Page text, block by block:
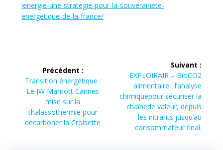
lenergie-une-strategie-pour-la-souverainete-
energetique-de-la-france/
de
l’article
Précédent :
Article
précédent :
Transition énergétique :
Le JW Marriott Cannes
mise sur la
thalassothermie pour
décarboner la Croisette
Suivant :
Article
suivant :
EXPLOIRAIR – BioCO2
alimentaire : l’analyse
chimiquepour sécuriser la
chaînede valeur, depuis
les intrants jusqu’au
consommateur final.